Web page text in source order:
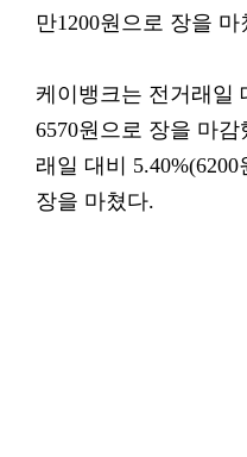
만1200원으로 장을 마
케이뱅크는 전거래일
6570원으로 장을 마
래일 대비
장을 마쳤다.